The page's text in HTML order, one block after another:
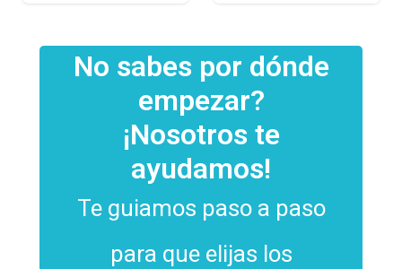
No sabes por dónde
empezar?
¡Nosotros te
ayudamos!
Te guiamos paso a paso
para que elijas los